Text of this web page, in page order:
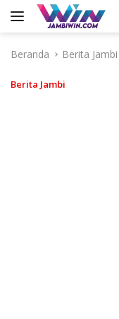
Langsung
Beranda
Berita Jambi
Berita Jambi